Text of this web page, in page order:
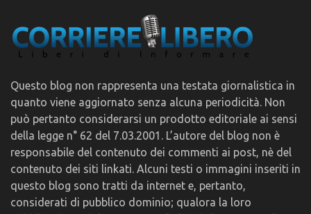
Questo blog non rappresenta una testata giornalistica in
quanto viene aggiornato senza alcuna periodicità. Non
può pertanto considerarsi un prodotto editoriale ai sensi
della legge n° 62 del 7.03.2001. L’autore del blog non è
responsabile del contenuto dei commenti ai post, nè del
contenuto dei siti linkati. Alcuni testi o immagini inseriti in
questo blog sono tratti da internet e, pertanto,
considerati di pubblico dominio; qualora la loro